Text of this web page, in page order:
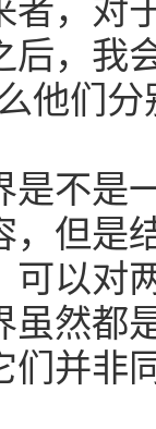
后，我
他们
是不是
，但是
可以对
虽然都
们并非